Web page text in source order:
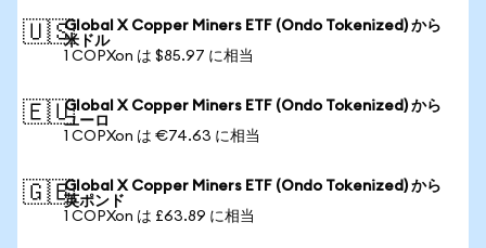
🇺🇸Global X Copper Miners ETF (Ondo Tokenized) から
米ドル
1 COPXon は $85.97 に相当
🇪🇺Global X Copper Miners ETF (Ondo Tokenized) から
ユーロ
1 COPXon は €74.63 に相当
🇬🇧Global X Copper Miners ETF (Ondo Tokenized) から
英ポンド
1 COPXon は £63.89 に相当